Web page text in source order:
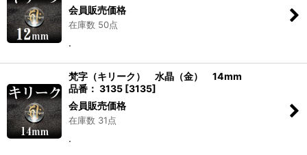
会員販売価格
在庫数 50点
.
梵字（キリーク） 水晶（金） 14mm
品番： 3135 [3135]
会員販売価格
在庫数 31点
.